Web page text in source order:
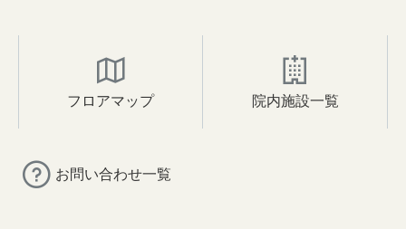
フロアマップ 院内施設一覧
お問い合わせ一覧